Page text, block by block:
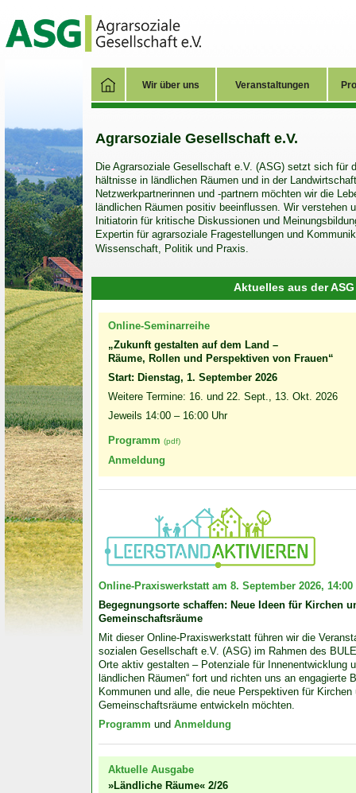
Wir über uns Veranstaltungen
Agrarsoziale Gesellschaft e.V.
Die Agrarsoziale Gesellschaft e.V. (ASG) setzt sich für
hältnisse in länd­lichen Räumen und in der
Netzwerk­partnerinnen und -partnern möchten wir die
ländlichen Räumen positiv beein­flussen. Wir verstehen
Initiatorin für kritische Diskus­sionen und
Expertin für agrar­soziale Frage­stellungen und
Wissen­schaft, Politik und Praxis.
Aktuelles aus der ASG
Online-Seminarreihe
„Zukunft gestalten auf dem Land –
Räume, Rollen und Perspektiven von Frauen“
Start: Dienstag, 1. September 2026
Weitere Termine: 16. und 22. Sept., 13. Okt. 2026
Jeweils 14:00 – 16:00 Uhr
Programm (pdf)
Anmeldung
Online-Praxiswerkstatt am 8. September 2026,
Begegnungsorte schaffen: Neue Ideen für Kirchen
Gemeinschaftsräume
Mit dieser Online-Praxiswerkstatt führen wir die
sozialen Gesell­schaft e.V. (ASG) im Rahmen des
Orte aktiv gestalten – Potenziale für Innen­entwick­lung
länd­lichen Räumen“ fort und richten uns an enga­gierte
Kommunen und alle, die neue Perspek­tiven für
Gemeinschafts­räume entwickeln möchten.
Programm und Anmeldung
Aktuelle Ausgabe
»Ländliche Räume« 2/26